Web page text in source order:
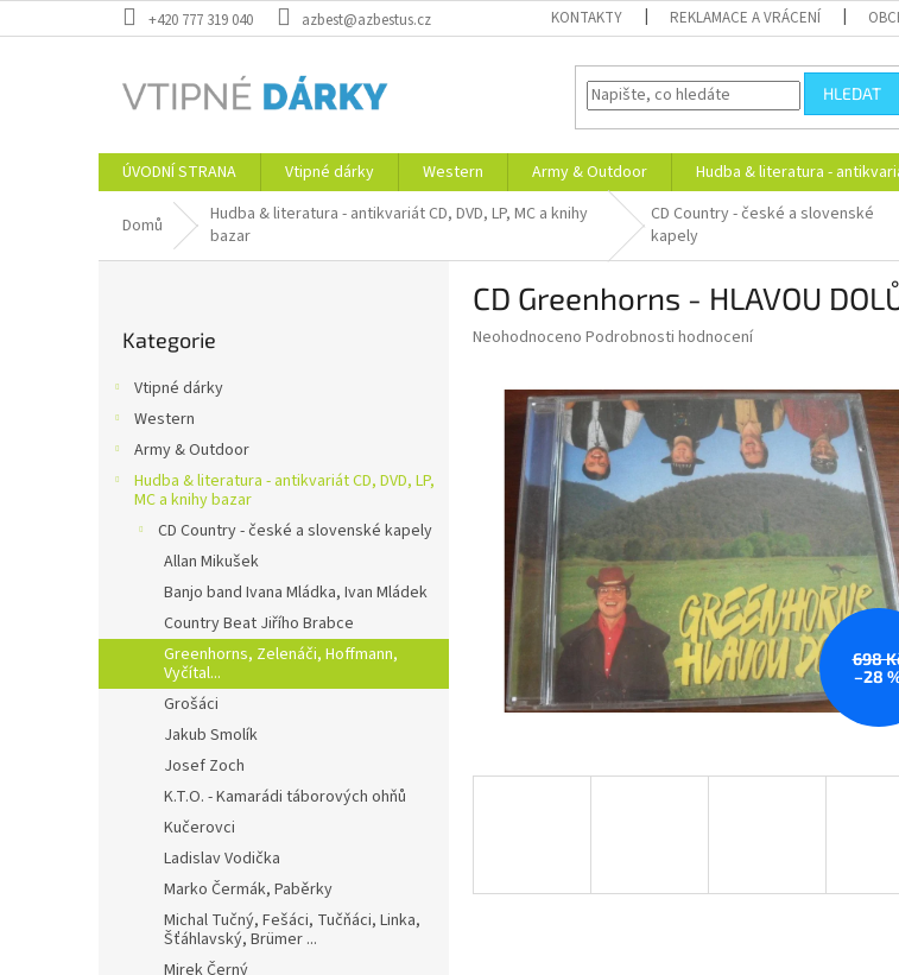
na
+420 777 319 040 azbest@azbestus.cz KONTAKTY REKLAMACE A VRÁCENÍ
HLEDAT
ÚVODNÍ STRANA Vtipné dárky Western Army & Outdoor Hudba & literatura -
Domů
Hudba & literatura - antikvariát CD, DVD, LP, MC a knihy
bazar
CD Country - české a slovenské
kapely
kategorie
Kategorie
Vtipné dárky
Western
Army & Outdoor
Hudba & literatura - antikvariát CD, DVD, LP,
MC a knihy bazar
CD Country - české a slovenské kapely
Allan Mikušek
Banjo band Ivana Mládka, Ivan Mládek
Country Beat Jiřího Brabce
Greenhorns, Zelenáči, Hoffmann,
Vyčítal...
Grošáci
Jakub Smolík
Josef Zoch
K.T.O. - Kamarádi táborových ohňů
Kučerovci
Ladislav Vodička
Marko Čermák, Paběrky
Michal Tučný, Fešáci, Tučňáci, Linka,
Šťáhlavský, Brümer ...
Mirek Černý
CD Greenhorns - HLAVOU
Průměrné
hvězdiček.
Neohodnoceno Podrobnosti hodnocení
698
–28